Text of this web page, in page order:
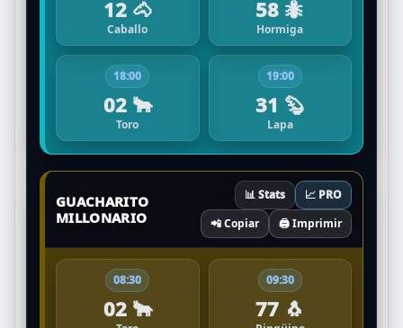
12 🐴
Caballo
58 🐜
Hormiga
18:00
02 🐂
Toro
19:00
31 🦫
Lapa
GUACHARITO
MILLONARIO
📊 Stats
📈 PRO
📲 Copiar
🖨️ Imprimir
08:30
02 🐂
09:30
77 🐧